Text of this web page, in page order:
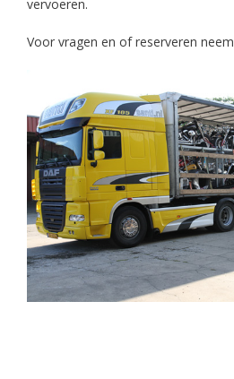
vervoeren.
Voor vragen en of reserveren neem